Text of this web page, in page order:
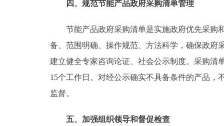
四、规范节能产品政府采购清单管理
节能产品政府采购清单是实施政府优先采购和
备、范围明确、操作规范、方法科学，确保政府
建立健全专家咨询论证、社会公示制度。采购清
15个工作日。对经公示确实不具备条件的产品
监督。
五、加强组织领导和督促检查